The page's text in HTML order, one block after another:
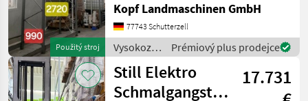
Použitý stroj
Hochregalanlage für
Schmalgangstapler und
sonstige 3 Regale á 1m
Breite, 25m Länge je 4
Ebenen á
Kopf Landmaschinen GmbH
77743 Schutterzell
Vysokozdvižné
vozíky a
skladová
technika /
Prémiový plus prodejce
Still Elektro
Schmalgangstapler
17.731